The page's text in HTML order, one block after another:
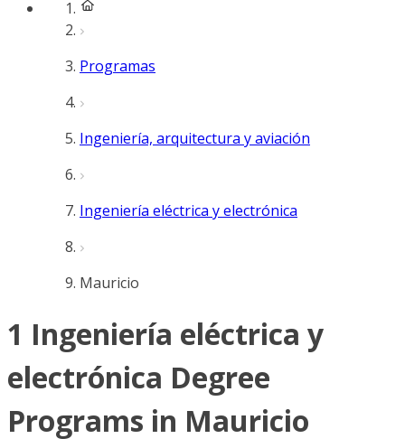
Programas
Ingeniería, arquitectura y aviación
Ingeniería eléctrica y electrónica
Mauricio
1 Ingeniería eléctrica y
electrónica Degree
Programs in Mauricio